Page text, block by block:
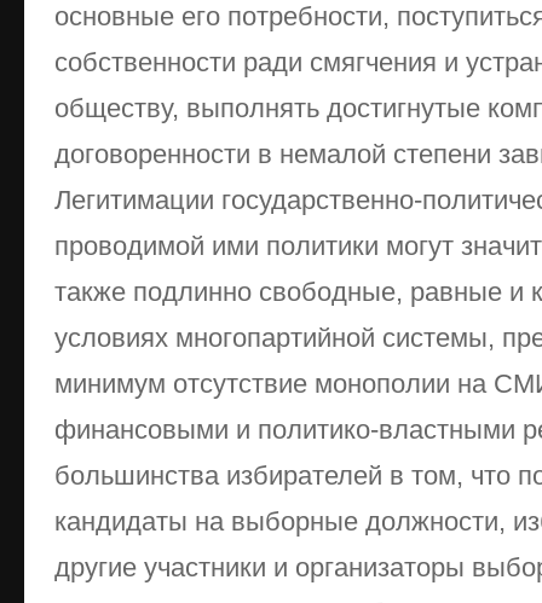
основные его потребности,
собственности ради смягчения и
обществу, выполнять достигнутые
договоренности в немалой степени
Легитимации государственно-
проводимой ими политики могут
также подлинно свободные, равные и
условиях многопартийной системы,
минимум отсутствие монополии на
финансовыми и политико-властными
большинства избирателей в том, что
кандидаты на выборные должности,
другие участники и организаторы